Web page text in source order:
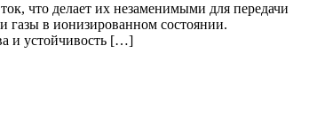
что делает их незаменимыми для передачи
газы в ионизированном состоянии.
и устойчивость […]